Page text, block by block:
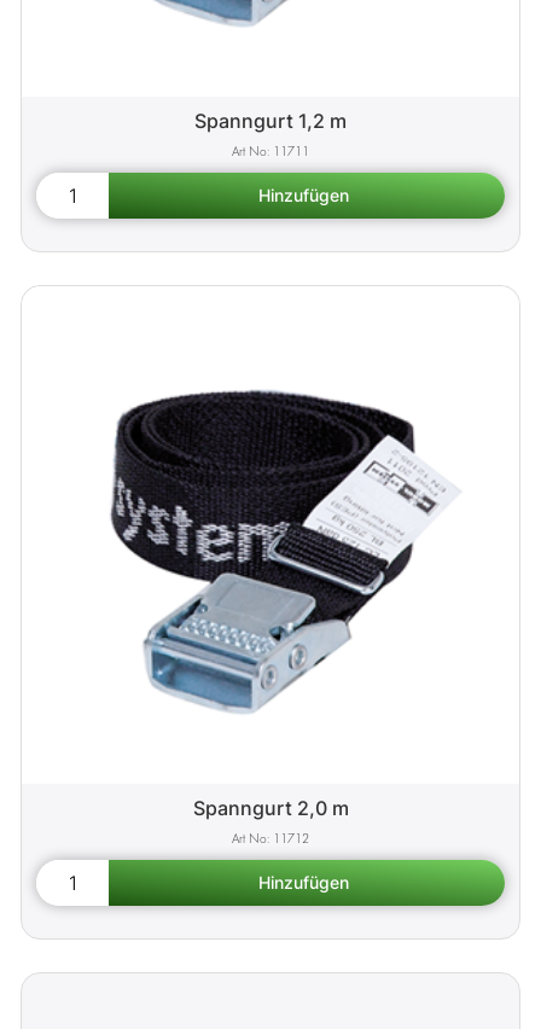
Spanngurt 1,2 m
11711
Spanngurt 2,0 m
11712